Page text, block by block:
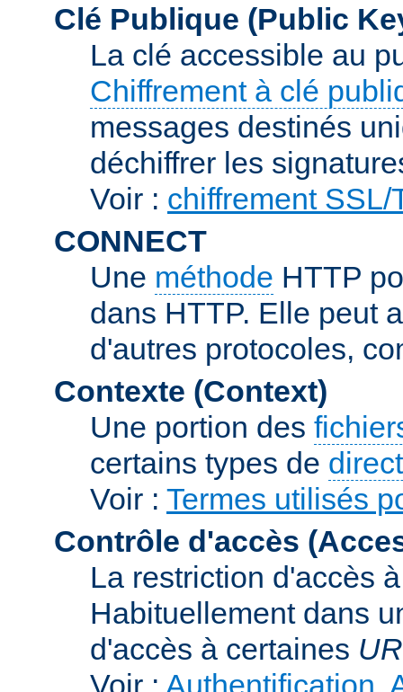
Clé Publique (Public
La clé accessible au
Chiffrement à clé
messages destinés
déchiffrer les
Voir : chiffrement SSL/
CONNECT
Une méthode HTTP
dans HTTP. Elle peut
d'autres protocoles,
Contexte (Context)
Une portion des
certains types de
Voir : Termes utilisés
Contrôle d'accès
La restriction d'accès
Habituellement dans
d'accès à certaines
Voir : Authentification,